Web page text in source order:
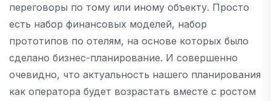
переговоры по тому или иному объекту. Просто
есть набор финансовых моделей, набор
прототипов по отелям, на основе которых было
сделано бизнес-планирование. И совершенно
очевидно, что актуальность нашего планирования
как оператора будет возрастать вместе с ростом